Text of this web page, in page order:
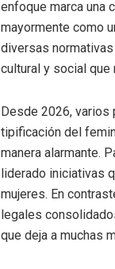
enfoque marca una
mayormente como
diversas
cultural y social
Desde 2026, varios
tipificación del
manera alarmante.
liderado iniciativas
mujeres. En
legales
que deja a muchas